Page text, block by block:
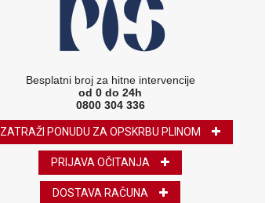
Besplatni broj za hitne intervencije
od 0 do 24h
0800 304 336
ZATRAŽI PONUDU ZA OPSKRBU PLINOM
PRIJAVA OČITANJA
DOSTAVA RAČUNA